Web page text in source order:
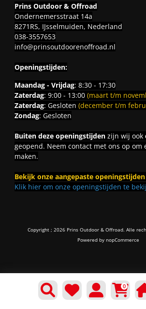
0
Prins Outdoor & Offroad
Ondernemersstraat 14a
8271RS, IJsselmuiden, Nederland
038-3557653
info@prinsoutdoorenoffroad.nl
Openingstijden:
Maandag - Vrijdag: 8:30 - 17:30
Zaterdag: 9:00 - 13:00 (maart t/m
Zaterdag: Gesloten (december t/m
Zondag: Gesloten
Buiten deze openingstijdenzijn wij ook
geopend. Neem contact met ons op om
maken.
Bekijk onze aangepaste
Klik hier om onze openingstijden te
Copyright ; 2026 Prins Outdoor & Offroad. Alle
Powered by nopCommerce